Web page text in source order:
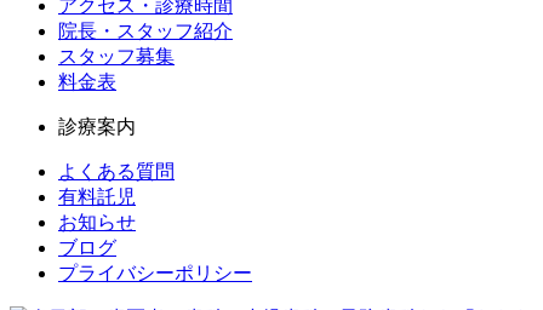
アクセス・診療時間
院長・スタッフ紹介
スタッフ募集
料金表
診療案内
よくある質問
有料託児
お知らせ
ブログ
プライバシーポリシー